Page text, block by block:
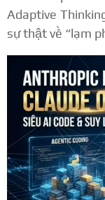
Adaptive
sự thật về “lạm